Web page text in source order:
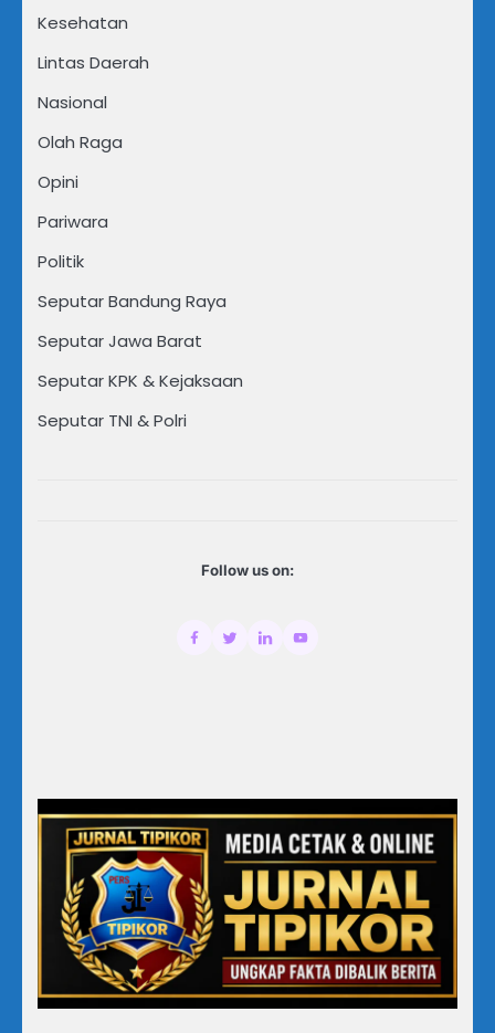
Kesehatan
Lintas Daerah
Nasional
Olah Raga
Opini
Pariwara
Politik
Seputar Bandung Raya
Seputar Jawa Barat
Seputar KPK & Kejaksaan
Seputar TNI & Polri
Follow us on: